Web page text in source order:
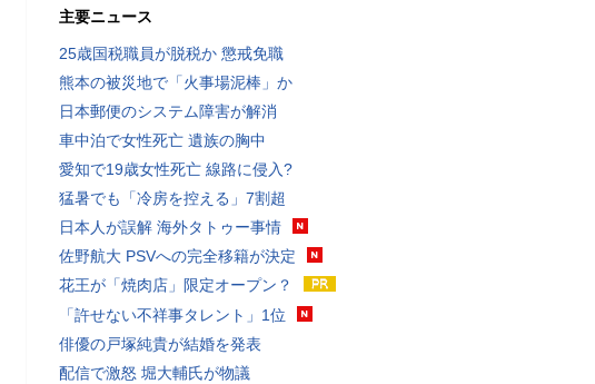
主要ニュース
25歳国税職員が脱税か 懲戒免職
熊本の被災地で「火事場泥棒」か
日本郵便のシステム障害が解消
車中泊で女性死亡 遺族の胸中
愛知で19歳女性死亡 線路に侵入?
猛暑でも「冷房を控える」7割超
日本人が誤解 海外タトゥー事情
佐野航大 PSVへの完全移籍が決定
花王が「焼肉店」限定オープン？
「許せない不祥事タレント」1位
俳優の戸塚純貴が結婚を発表
配信で激怒 堀大輔氏が物議